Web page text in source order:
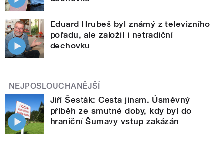
Eduard Hrubeš byl známý z televizního
pořadu, ale založil i netradiční
dechovku
NEJPOSLOUCHANĚJŠÍ
Jiří Šesták: Cesta jinam. Úsměvný
příběh ze smutné doby, kdy byl do
hraniční Šumavy vstup zakázán